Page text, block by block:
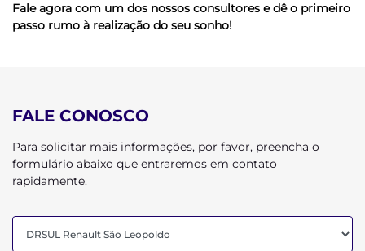
Fale agora com um dos nossos consultores e dê o primeiro
passo rumo à realização do seu sonho!
FALE CONOSCO
Para solicitar mais informações, por favor, preencha o
formulário abaixo que entraremos em contato
rapidamente.